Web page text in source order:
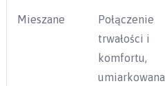
Mieszane
Połączenie
trwałości i
komfortu,
umiarkowana